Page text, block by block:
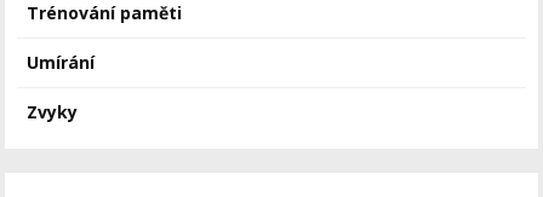
Trénování paměti
Umírání
Zvyky